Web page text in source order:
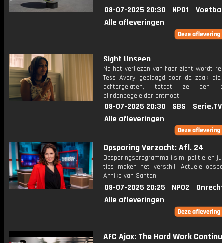
08-07-2025 20:30 NPO1
Alle afleveringen
Sight Unseen
Na het verliezen van haar zicht wordt
Tess Avery geplaagd door de zaak
achtergelaten, totdat ze een
blindenbegeleider ontmoet.
08-07-2025 20:30 SBS
Serie.TV
Alle afleveringen
Opsporing Verzocht: Afl. 24
Opsporingsprogramma i.s.m. politie en
tips maken het verschil! Actuele
Anniko van Santen.
08-07-2025 20:25 NPO2
Alle afleveringen
AFC Ajax: The Hard Work